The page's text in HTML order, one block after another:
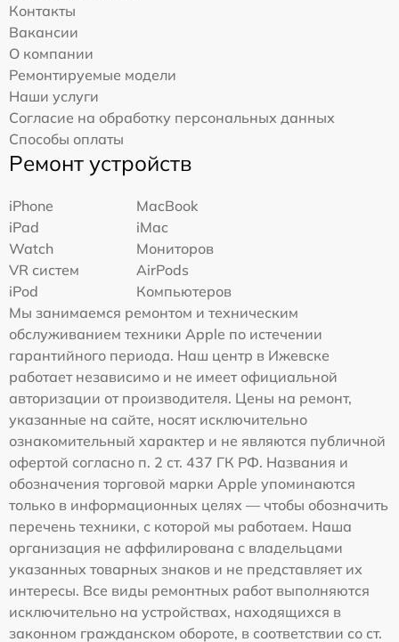
Контакты
Вакансии
О компании
Ремонтируемые модели
Наши услуги
Согласие на обработку персональных данных
Способы оплаты
Ремонт устройств
iPhone
MacBook
iPad
iMac
Watch
Мониторов
VR систем
AirPods
iPod
Компьютеров
Мы занимаемся ремонтом и техническим
обслуживанием техники Apple по истечении
гарантийного периода. Наш центр в Ижевске
работает независимо и не имеет официальной
авторизации от производителя. Цены на ремонт,
указанные на сайте, носят исключительно
ознакомительный характер и не являются публичной
офертой согласно п. 2 ст. 437 ГК РФ. Названия и
обозначения торговой марки Apple упоминаются
только в информационных целях — чтобы обозначить
перечень техники, с которой мы работаем. Наша
организация не аффилирована с владельцами
указанных товарных знаков и не представляет их
интересы. Все виды ремонтных работ выполняются
исключительно на устройствах, находящихся в
законном гражданском обороте, в соответствии со ст.